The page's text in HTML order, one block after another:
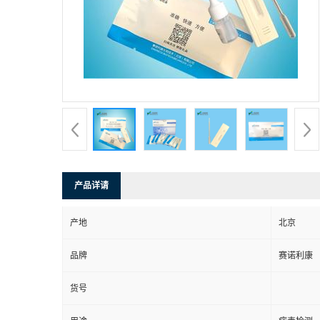
产品详请
产地 北京
品牌 赛诺利康
货号